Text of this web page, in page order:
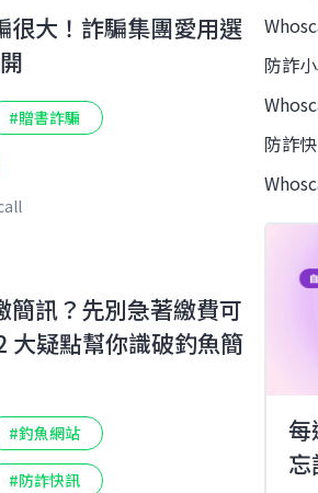
很大！詐騙集團愛用選
#贈書詐騙
簡訊？先別急著繳費可
大疑點幫你識破釣魚簡
#釣魚網站
#防詐快訊
防詐
防詐
每
忘